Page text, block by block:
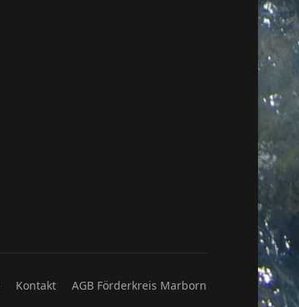
Kontakt AGB Förderkreis Marborn